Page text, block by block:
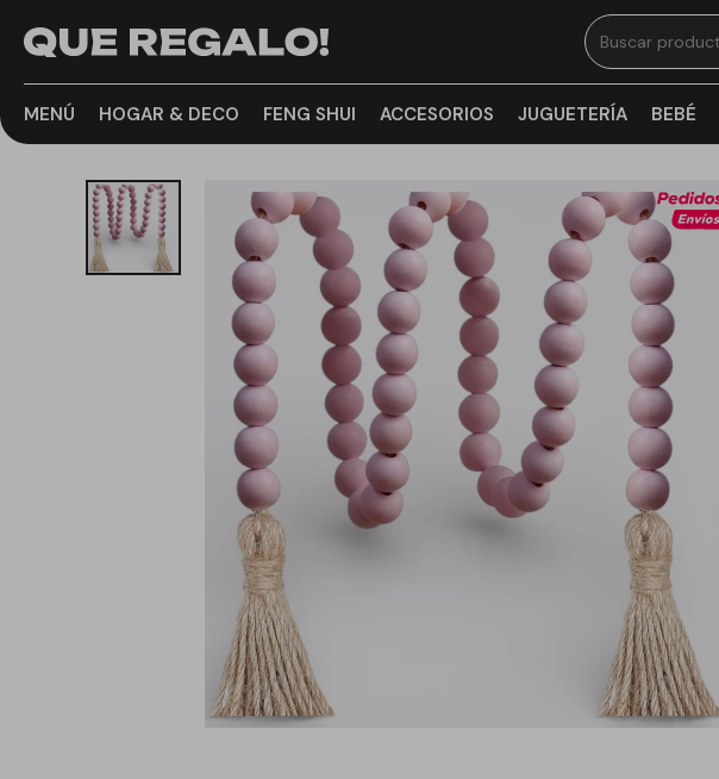
MENÚ HOGAR & DECO FENG SHUI ACCESORIOS JUGUETERÍA BEBÉ